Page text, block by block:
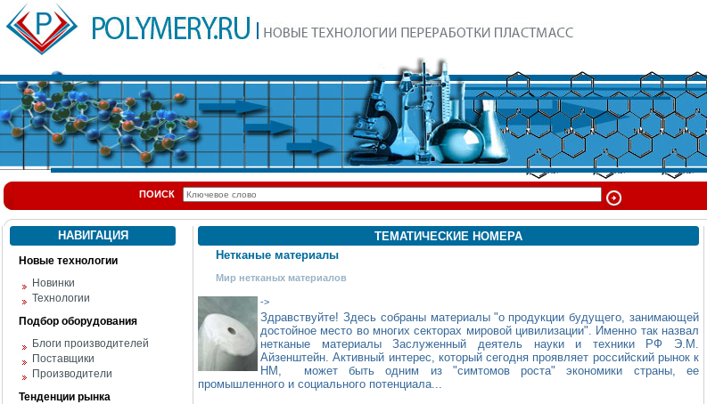
ПОИСК
НАВИГАЦИЯ
Новые технологии
Новинки
Технологии
Подбор оборудования
Блоги производителей
Поставщики
Производители
Тенденции рынка
ТЕМАТИЧЕСКИЕ НОМЕРА
Нетканые материалы
Мир нетканых материалов
->
Здравствуйте! Здесь собраны материалы "о продукции будущего, занимающей
достойное место во многих секторах мировой цивилизации". Именно так назвал
нетканые материалы Заслуженный деятель науки и техники РФ Э.М.
Айзенштейн. Активный интерес, который сегодня проявляет российский рынок к
НМ, может быть одним из "симтомов роста" экономики страны, ее
промышленного и социального потенциала...